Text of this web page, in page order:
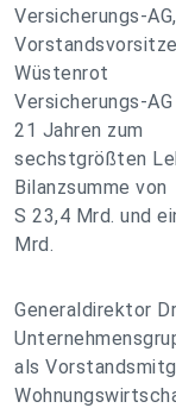
Versicherungs-
Wüstenrot
Versicherungs-
21 Jahren zum
sechstgrößten
Bilanzsumme von
S 23,4 Mrd. und
Mrd.
Generaldirektor
als